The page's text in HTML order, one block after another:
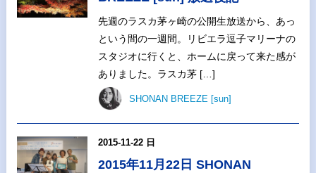
先週のラスカ茅ヶ崎の公開生放送から、あっ
という間の一週間。リビエラ逗子マリーナの
スタジオに行くと、ホームに戻って来た感が
ありました。ラスカ茅 […]
SHONAN BREEZE [sun]
2015-11-22 日
2015年11月22日 SHONAN